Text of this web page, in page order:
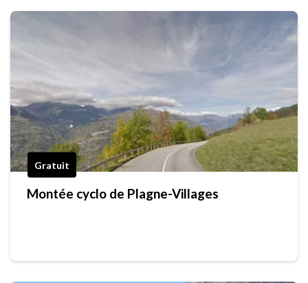
Gratuit
Montée cyclo de Plagne-Villages